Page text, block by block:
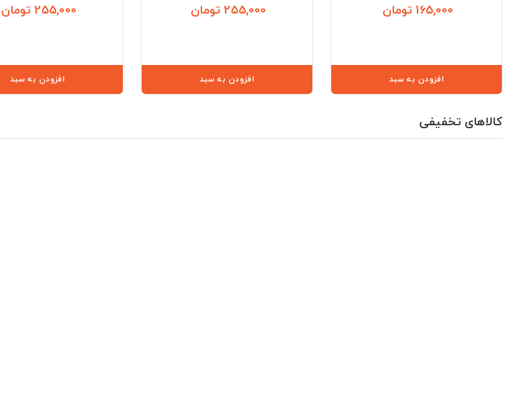
165,000 تومان
افزودن به سبد
255,000 تومان
افزودن به سبد
255,000 تومان
افزودن به سبد
کالاهای تخفیفی